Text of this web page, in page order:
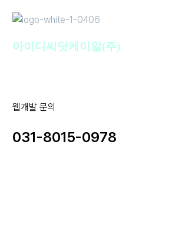
아이디씨닷케이알(주)
웹개발 문의
031-8015-0978